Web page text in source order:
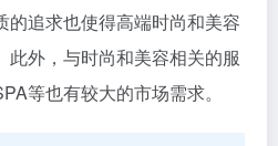
的追求也使得高端时尚和美容
此外，与时尚和美容相关的服
等也有较大的市场需求。